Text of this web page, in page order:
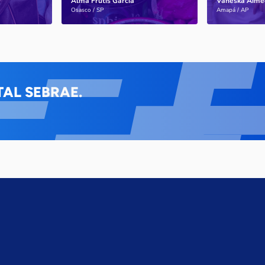
Osasco / SP
Saiba mais Amapá / AP
Saiba mais
SEBRAE.